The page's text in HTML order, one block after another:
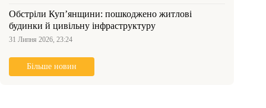
Обстріли Куп’янщини: пошкоджено житлові
будинки й цивільну інфраструктуру
31 Липня 2026, 23:24
Більше новин